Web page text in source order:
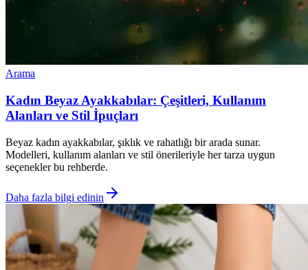
Arama
Kadın Beyaz Ayakkabılar: Çeşitleri, Kullanım
Alanları ve Stil İpuçları
Beyaz kadın ayakkabılar, şıklık ve rahatlığı bir arada sunar.
Modelleri, kullanım alanları ve stil önerileriyle her tarza uygun
seçenekler bu rehberde.
Daha fazla bilgi edinin